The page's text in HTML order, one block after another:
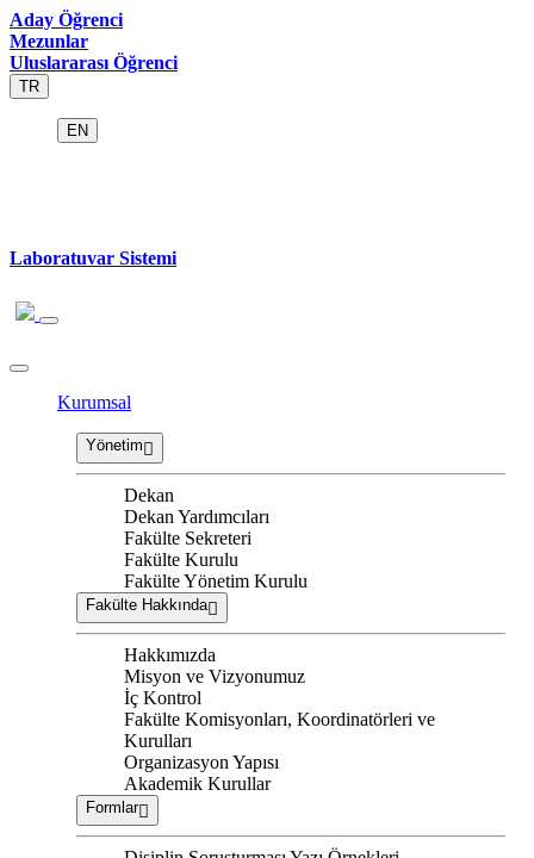
Aday Öğrenci
Mezunlar
Uluslararası Öğrenci
TR
EN
Laboratuvar Sistemi
Kurumsal
Yönetim
Dekan
Dekan Yardımcıları
Fakülte Sekreteri
Fakülte Kurulu
Fakülte Yönetim Kurulu
Fakülte Hakkında
Hakkımızda
Misyon ve Vizyonumuz
İç Kontrol
Fakülte Komisyonları, Koordinatörleri ve
Kurulları
Organizasyon Yapısı
Akademik Kurullar
Formlar